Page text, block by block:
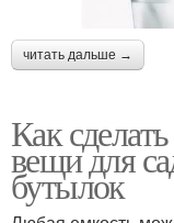
читать дальше →
Как
вещи для
бутылок